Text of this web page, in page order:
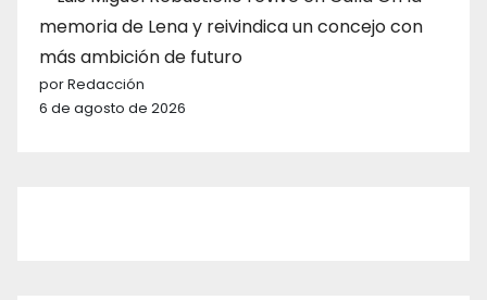
memoria de Lena y reivindica un concejo con
más ambición de futuro
por Redacción
6 de agosto de 2026